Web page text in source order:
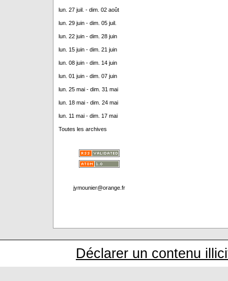
lun. 27 juil. - dim. 02 août
lun. 29 juin - dim. 05 juil.
lun. 22 juin - dim. 28 juin
lun. 15 juin - dim. 21 juin
lun. 08 juin - dim. 14 juin
lun. 01 juin - dim. 07 juin
lun. 25 mai - dim. 31 mai
lun. 18 mai - dim. 24 mai
lun. 11 mai - dim. 17 mai
Toutes les archives
jymounier@orange.fr
Déclarer un contenu